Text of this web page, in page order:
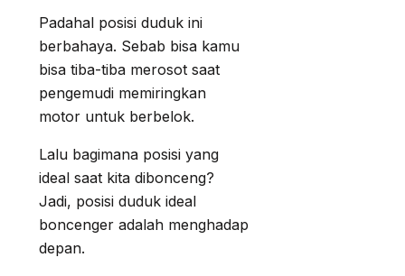
Padahal posisi duduk ini
berbahaya. Sebab bisa kamu
bisa tiba-tiba merosot saat
pengemudi memiringkan
motor untuk berbelok.
Lalu bagimana posisi yang
ideal saat kita dibonceng?
Jadi, posisi duduk ideal
boncenger adalah menghadap
depan.